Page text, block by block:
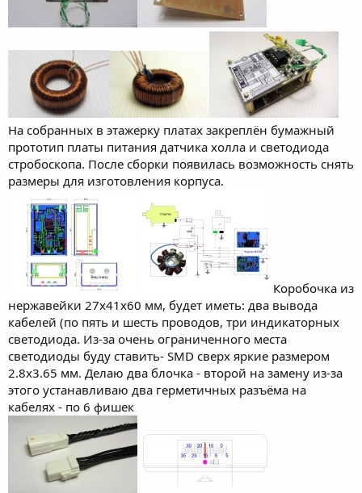
На собранных в этажерку платах закреплён бумажный
прототип платы питания датчика холла и светодиода
стробоскопа. После сборки появилась возможность снять
размеры для изготовления корпуса.
Коробочка из
нержавейки 27х41х60 мм, будет иметь: два вывода
кабелей (по пять и шесть проводов, три индикаторных
светодиода. Из-за очень ограниченного места
светодиоды буду ставить- SMD сверх яркие размером
2.8х3.65 мм. Делаю два блочка - второй на замену из-за
этого устанавливаю два герметичных разъёма на
кабелях - по 6 фишек